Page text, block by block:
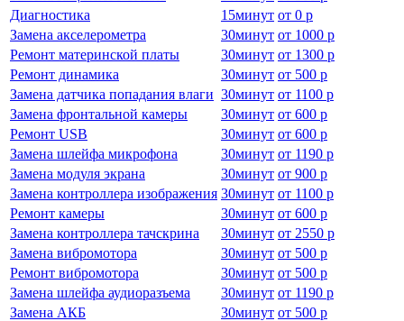
Диагностика
15минут от 0 р
Замена акселерометра
30минут от 1000 р
Ремонт материнской платы
30минут от 1300 р
Ремонт динамика
30минут от 500 р
Замена датчика попадания влаги 30минут от 1100 р
Замена фронтальной камеры
30минут от 600 р
Ремонт USB
30минут от 600 р
Замена шлейфа микрофона
30минут от 1190 р
Замена модуля экрана
30минут от 900 р
Замена контроллера изображения 30минут от 1100 р
Ремонт камеры
30минут от 600 р
Замена контроллера тачскрина
30минут от 2550 р
Замена вибромотора
30минут от 500 р
Ремонт вибромотора
30минут от 500 р
Замена шлейфа аудиоразъема
30минут от 1190 р
Замена АКБ
30минут от 500 р